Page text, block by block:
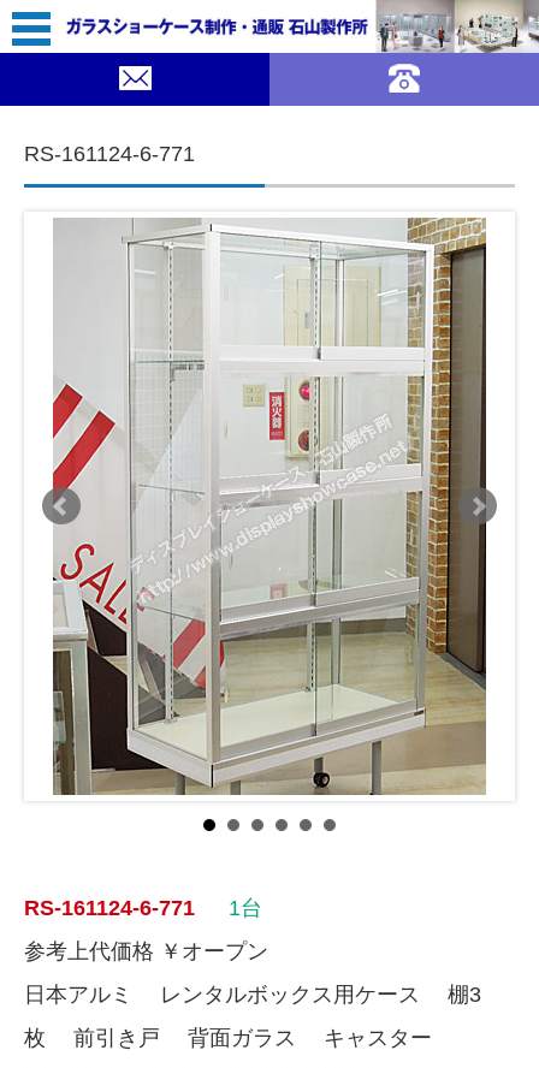
RS-161124-6-771
RS-161124-6-771
1台
参考上代価格 ￥オープン
日本アルミ レンタルボックス用ケース 棚3
枚 前引き戸 背面ガラス キャスター